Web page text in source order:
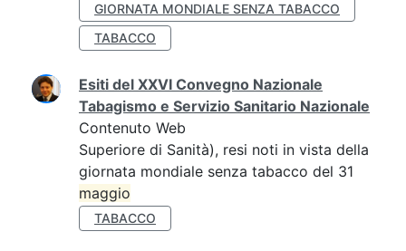
GIORNATA MONDIALE SENZA TABACCO
TABACCO
Esiti del XXVI Convegno Nazionale
Tabagismo e Servizio Sanitario Nazionale
Contenuto Web
Superiore di Sanità), resi noti in vista della
giornata mondiale senza tabacco del 31
maggio
TABACCO